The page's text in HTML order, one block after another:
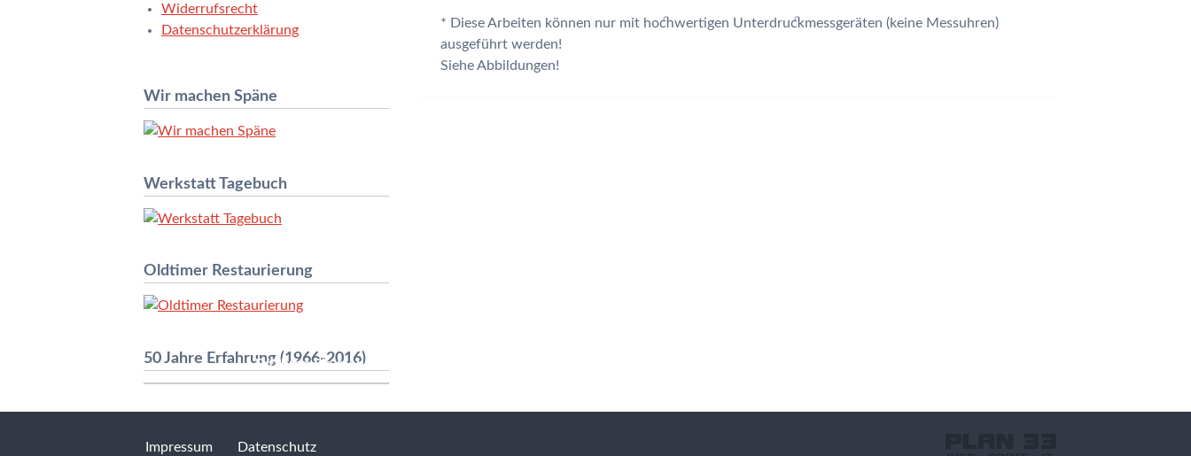
* Diese Arbeiten können nur mit hochwertigen Unterdruckmessgeräten (keine Messuhren)
ausgeführt werden!
Siehe Abbildungen!
Widerrufsrecht
Datenschutzerklärung
Wir machen Späne
Werkstatt Tagebuch
Oldtimer Restaurierung
50 Jahre Erfahrung (1966-2016)
Erfahren Sie mehr »
Impressum Datenschutz